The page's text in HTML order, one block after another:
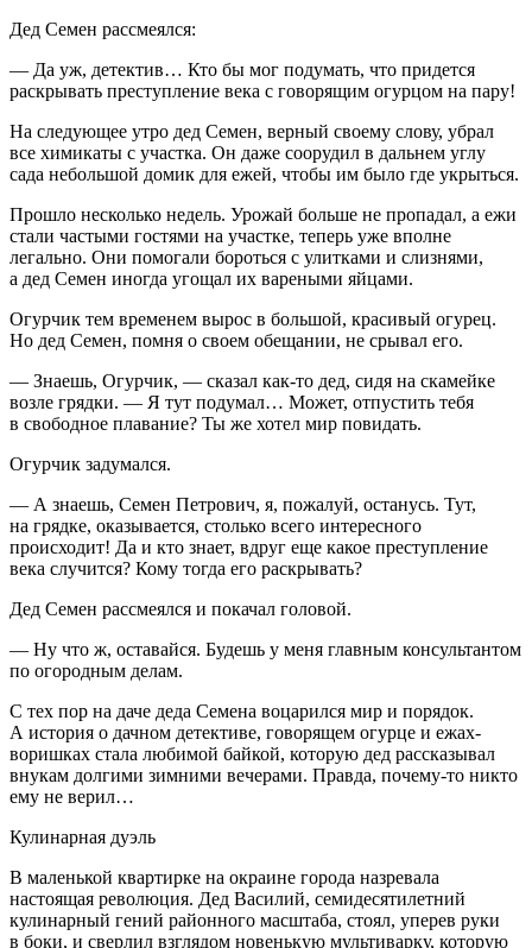
Дед Семен рассмеялся:
— Да уж, детектив… Кто бы мог подумать, что придется
раскрывать преступление века с говорящим огурцом на пару!
На следующее утро дед Семен, верный своему слову, убрал
все химикаты с участка. Он даже соорудил в дальнем углу
сада небольшой домик для ежей, чтобы им было где укрыться.
Прошло несколько недель. Урожай больше не пропадал, а ежи
стали частыми гостями на участке, теперь уже вполне
легально. Они помогали бороться с улитками и слизнями,
а дед Семен иногда угощал их вареными яйцами.
Огурчик тем временем вырос в большой, красивый огурец.
Но дед Семен, помня о своем обещании, не срывал его.
— Знаешь, Огурчик, — сказал как-то дед, сидя на скамейке
возле грядки. — Я тут подумал… Может, отпустить тебя
в свободное плавание? Ты же хотел мир повидать.
Огурчик задумался.
— А знаешь, Семен Петрович, я, пожалуй, останусь. Тут,
на грядке, оказывается, столько всего интересного
происходит! Да и кто знает, вдруг еще какое преступление
века случится? Кому тогда его раскрывать?
Дед Семен рассмеялся и покачал головой.
— Ну что ж, оставайся. Будешь у меня главным консультантом
по огородным делам.
С тех пор на даче деда Семена воцарился мир и порядок.
А история о дачном детективе, говорящем огурце и ежах-
воришках стала любимой байкой, которую дед рассказывал
внукам долгими зимними вечерами. Правда, почему-то никто
ему не верил…
Кулинарная дуэль
В маленькой квартирке на окраине города назревала
настоящая революция. Дед Василий, семидесятилетний
кулинарный гений районного масштаба, стоял, уперев руки
в боки, и сверлил взглядом новенькую мультиварку, которую